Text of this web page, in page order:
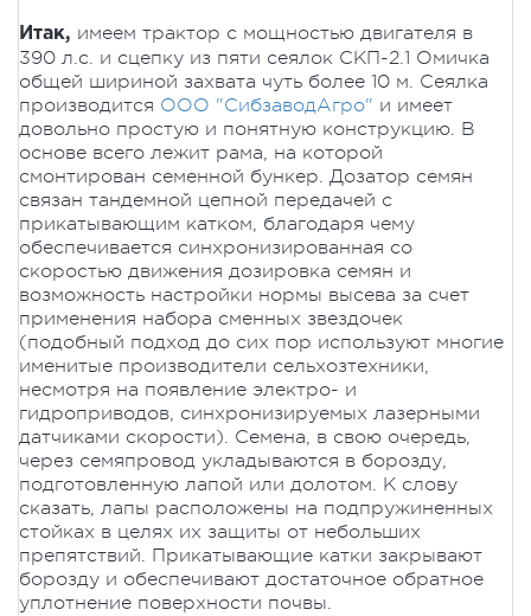
Итак, имеем трактор с мощностью двигателя в
390 л.с. и сцепку из пяти сеялок СКП-2.1 Омичка
общей шириной захвата чуть более 10 м. Сеялка
производится ООО "СибзаводАгро" и имеет
довольно простую и понятную конструкцию. В
основе всего лежит рама, на которой
смонтирован семенной бункер. Дозатор семян
связан тандемной цепной передачей с
прикатывающим катком, благодаря чему
обеспечивается синхронизированная со
скоростью движения дозировка семян и
возможность настройки нормы высева за счет
применения набора сменных звездочек
(подобный подход до сих пор используют многие
именитые производители сельхозтехники,
несмотря на появление электро- и
гидроприводов, синхронизируемых лазерными
датчиками скорости). Семена, в свою очередь,
через семяпровод укладываются в борозду,
подготовленную лапой или долотом. К слову
сказать, лапы расположены на подпружиненных
стойках в целях их защиты от небольших
препятствий. Прикатывающие катки закрывают
борозду и обеспечивают достаточное обратное
уплотнение поверхности почвы.